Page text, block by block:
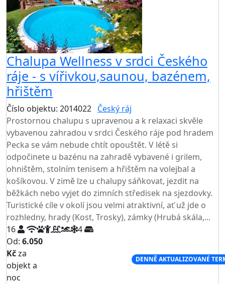
Chalupa Wellness v srdci Českého
ráje - s vířivkou,saunou, bazénem,
hřištěm
Číslo objektu: 2014022 Český ráj
Prostornou chalupu s upravenou a k relaxaci skvěle
vybavenou zahradou v srdci Českého ráje pod hradem
Pecka se vám nebude chtít opouštět. V létě si
odpočinete u bazénu na zahradě vybavené i grilem,
ohništěm, stolním tenisem a hřištěm na volejbal a
košíkovou. V zimě lze u chalupy sáňkovat, jezdit na
běžkách nebo vyjet do zimních středisek na sjezdovky.
Turistické cíle v okolí jsou velmi atraktivní, ať už jde o
rozhledny, hrady (Kost, Trosky), zámky (Hrubá skála,...
16
4
Od: 6.050
Kčza
objekt a
noc
DENNĚ AKTUALIZOVANÉ